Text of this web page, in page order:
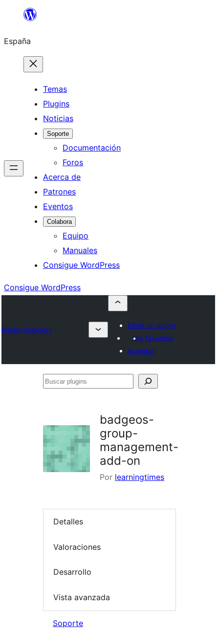
Saltar
contenido
España
Temas
Plugins
Noticias
Soporte
Documentación
Foros
Acerca de
Patrones
Eventos
Colabora
Equipo
Manuales
Consigue WordPress
Consigue WordPress
Plugin Directory
Envía un plugin
Mis favoritos
Acceder
Buscar
badgeos-
group-
management-
add-on
Por learningtimes
Detalles
Valoraciones
Desarrollo
Vista avanzada
Soporte